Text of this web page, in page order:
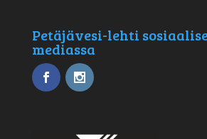
Petäjävesi-lehti
mediassa